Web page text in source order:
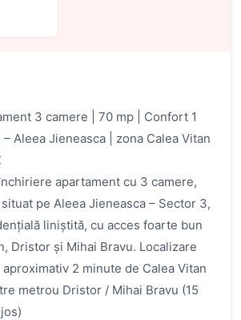
3 camere | 70 mp | Confort 1
Aleea Jieneasca | zona Calea Vitan
apartament cu 3 camere,
pe Aleea Jieneasca – Sector 3,
liniștită, cu acces foarte bun
Dristor și Mihai Bravu. Localizare
2 minute de Calea Vitan
metrou Dristor / Mihai Bravu (15